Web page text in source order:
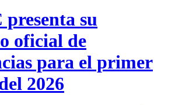
su
oficial de
para el primer
2026